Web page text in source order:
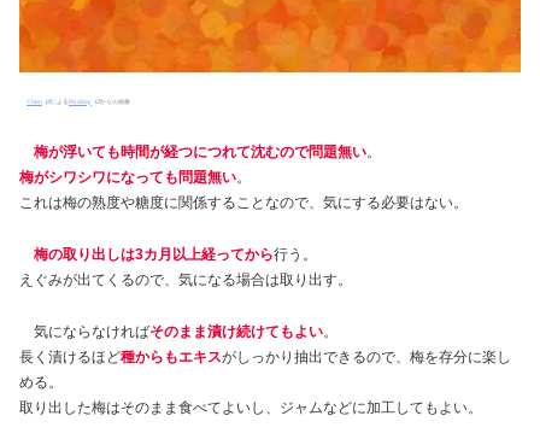
Chen によるPixabay からの画像
梅が浮いても時間が経つにつれて沈むので問題無い。
梅がシワシワになっても問題無い。
これは梅の熟度や糖度に関係することなので、気にする必要はない。
梅の取り出しは3カ月以上経ってから行う。
えぐみが出てくるので、気になる場合は取り出す。
気にならなければそのまま漬け続けてもよい。
長く漬けるほど種からもエキスがしっかり抽出できるので、梅を存分に楽し
める。
取り出した梅はそのまま食べてよいし、ジャムなどに加工してもよい。